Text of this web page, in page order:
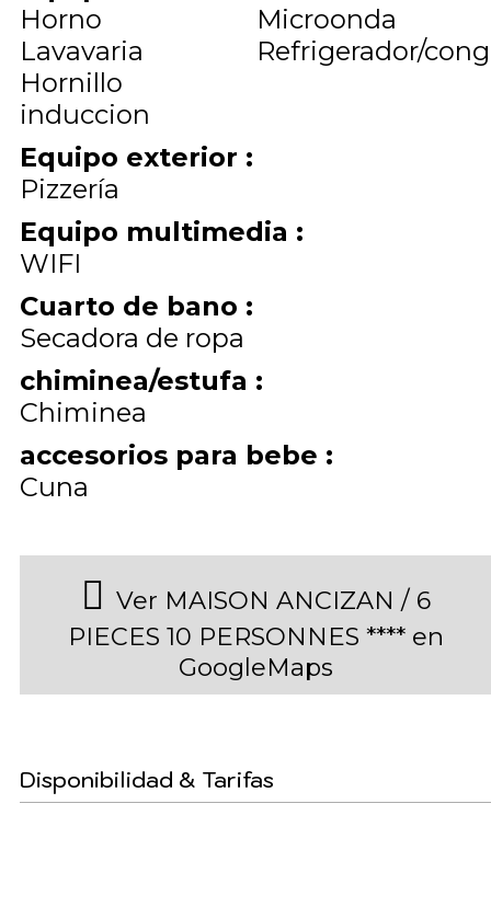
Horno
Microonda
Lavavaria
Refrigerador/
Hornillo
induccion
Equipo exterior :
Pizzería
Equipo multimedia :
WIFI
Cuarto de bano :
Secadora de ropa
chiminea/estufa :
Chiminea
accesorios para bebe :
Cuna
Ver MAISON ANCIZAN / 6
PIECES 10 PERSONNES **** en
GoogleMaps
Disponibilidad & Tarifas